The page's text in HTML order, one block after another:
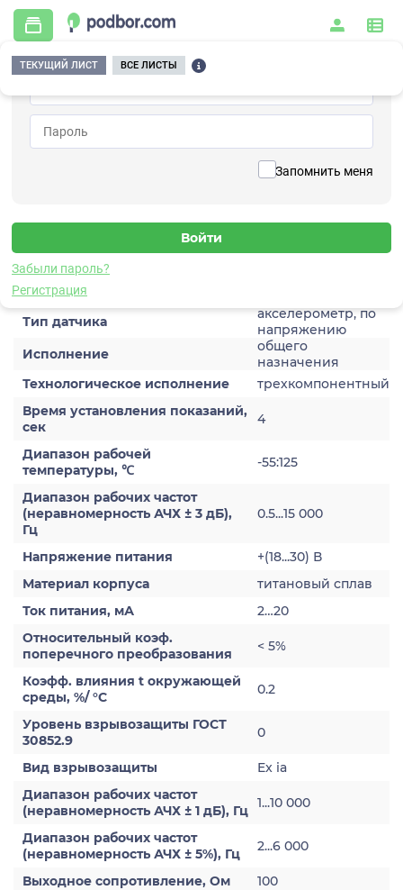
Запомнить меня
Забыли пароль?
Регистрация
ТЕКУЩИЙ ЛИСТ ВСЕ ЛИСТЫ
Главная / Контрольно-измерительные приборы и автоматика / Датчики /
Виброускорения / 1V158HA-5
Датчик виброускорения
Характеристики
Тип датчика
акселерометр, по
напряжению
Исполнение
общего
назначения
Технологическое исполнение
трехкомпонентный
Время установления показаний,
сек
4
Диапазон рабочей
температуры, ℃
-55:125
Диапазон рабочих частот
(неравномерность АЧХ ± 3 дБ),
Гц
0.5...15 000
Напряжение питания
+(18...30) В
Материал корпуса
титановый сплав
Ток питания, мА
2…20
Относительный коэф.
поперечного преобразования
< 5%
Коэфф. влияния t окружающей
среды, %/ °С
0.2
Уровень взрывозащиты ГОСТ
30852.9
0
Вид взрывозащиты
Ex ia
Диапазон рабочих частот
(неравномерность АЧХ ± 1 дБ), Гц 1...10 000
Диапазон рабочих частот
(неравномерность АЧХ ± 5%), Гц
2...6 000
Выходное сопротивление, Ом
100